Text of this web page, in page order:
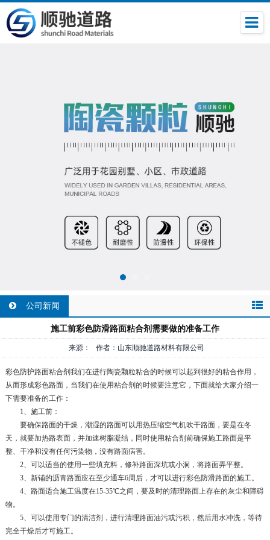
公司新闻
施工前彩色防滑路面粘合剂需要做的准备工作
来源： 作者：山东顺驰道路材料有限公司
彩色防护路面粘合剂我们在进行陶瓷颗粒粘合的时候可以起到很好的粘合作用，
从而形成彩色路面，当我们在使用粘合剂的时候要注意它，下面就给大家介绍一
下需要准备的工作：
1、施工前：
要确保路面的干燥，潮湿的路面可以用热压缩空气机吹干路面，要是在冬
天，就要加热路表面，并加速树脂凝结，同时使用粘合剂前确保施工路面是平
整、干净和没有任何污染物，没有路面病害。
2、可以适当的使用一些填充料，修补路面深坑或小洞，将路面弄平整。
3、新铺的沥青路面应在至少通车6周后，才可以进行彩色防滑路面的施工。
4、路面适合施工温度在15-35℃之间，要及时的清理路面上存在的灰尘和障碍
物。
5、可以使用专门的清洁剂，进行清理路面油污或污积，然后用水冲洗，等待
完全干燥后才可施工。